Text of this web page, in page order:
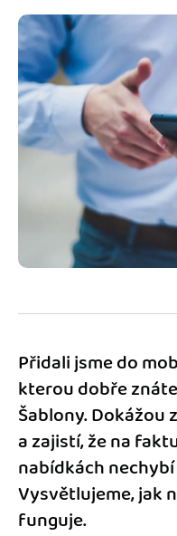
Spolupráce s účetní
Výkazy pro úřady
Propojení na další
Spřátelené účetní
Katalog doplňků
Nápověda
Jak začít s iDokladem
Jak začít podnikat
Jak se vyznat ve
mini akademie
Šablony faktur
Šablona pro plátce
Šablona pro neplátce
Přidali jsme do
kterou dobře
Šablony.
a zajistí, že na
nabídkách
Vysvětlujeme, jak
funguje.